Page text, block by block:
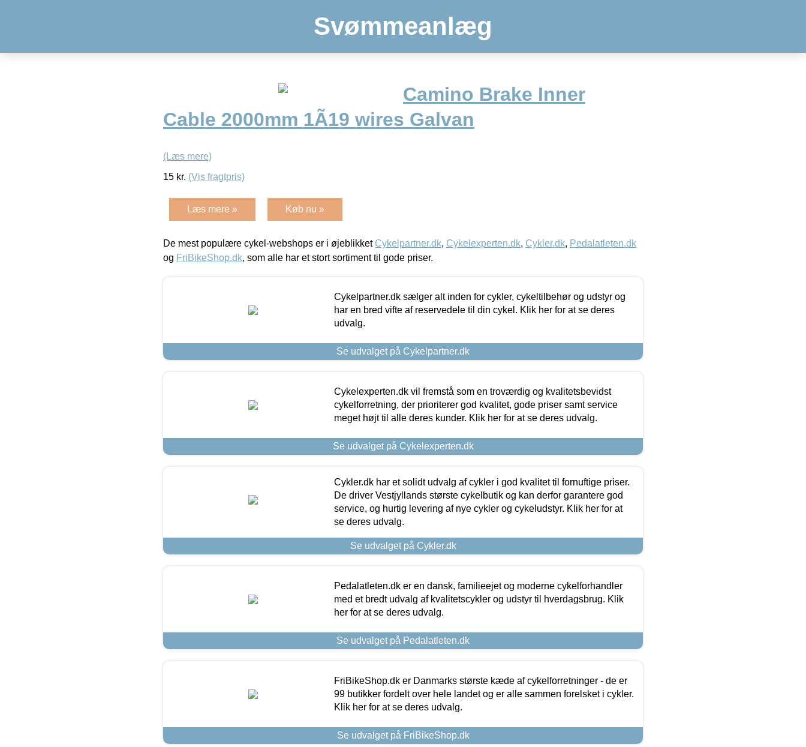
Svømmeanlæg
Camino Brake Inner
Cable 2000mm 1Ã19 wires Galvan
(Læs mere)
15 kr. (Vis fragtpris)
Læs mere » Køb nu »
De mest populære cykel-webshops er i øjeblikket Cykelpartner.dk, Cykelexperten.dk, Cykler.dk, Pedalatleten.dk
og FriBikeShop.dk, som alle har et stort sortiment til gode priser.
Cykelpartner.dk sælger alt inden for cykler, cykeltilbehør og udstyr og
har en bred vifte af reservedele til din cykel. Klik her for at se deres
udvalg.
Se udvalget på Cykelpartner.dk
Cykelexperten.dk vil fremstå som en troværdig og kvalitetsbevidst
cykelforretning, der prioriterer god kvalitet, gode priser samt service
meget højt til alle deres kunder. Klik her for at se deres udvalg.
Se udvalget på Cykelexperten.dk
Cykler.dk har et solidt udvalg af cykler i god kvalitet til fornuftige priser.
De driver Vestjyllands største cykelbutik og kan derfor garantere god
service, og hurtig levering af nye cykler og cykeludstyr. Klik her for at
se deres udvalg.
Se udvalget på Cykler.dk
Pedalatleten.dk er en dansk, familieejet og moderne cykelforhandler
med et bredt udvalg af kvalitetscykler og udstyr til hverdagsbrug. Klik
her for at se deres udvalg.
Se udvalget på Pedalatleten.dk
FriBikeShop.dk er Danmarks største kæde af cykelforretninger - de er
99 butikker fordelt over hele landet og er alle sammen forelsket i cykler.
Klik her for at se deres udvalg.
Se udvalget på FriBikeShop.dk